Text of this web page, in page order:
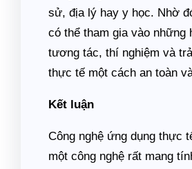
sử, địa lý hay y học. Nhờ
có thể tham gia vào những
tương tác, thí nghiệm và
thực tế một cách an toàn
Kết luận
Công nghệ ứng dụng thực
một công nghệ rất mang